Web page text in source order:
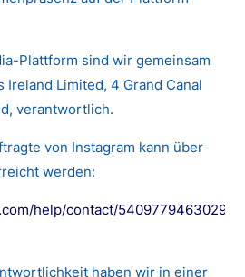
Plattform sind wir gemeinsam
Ireland Limited, 4 Grand Canal
verantwortlich.
von Instagram kann über
werden:
help/contact/540977946302970
haben wir in einer